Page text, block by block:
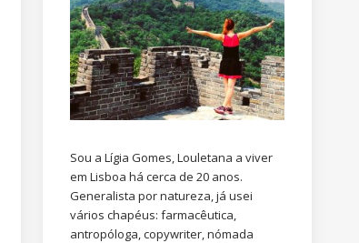
Sou a Lígia Gomes, Louletana a viver
em Lisboa há cerca de 20 anos.
Generalista por natureza, já usei
vários chapéus: farmacêutica,
antropóloga, copywriter, nómada